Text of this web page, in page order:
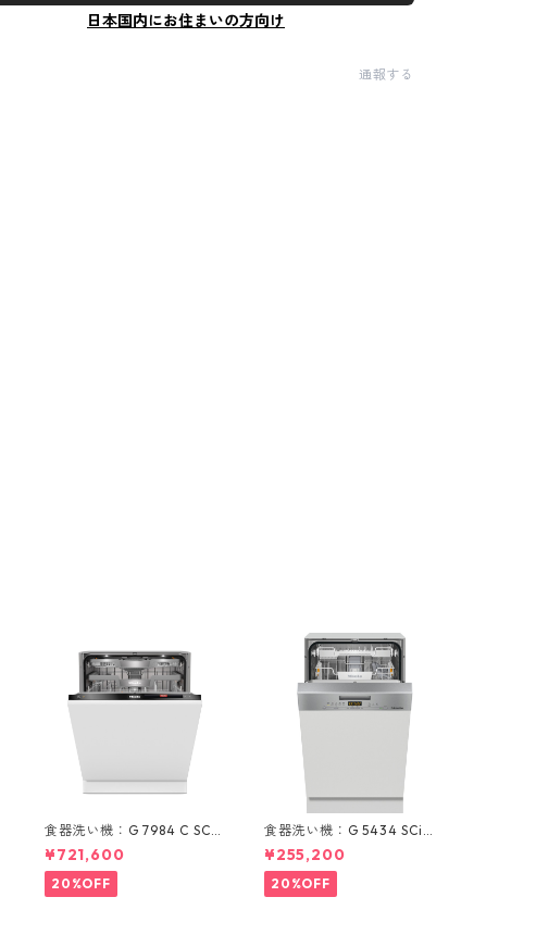
日本国内にお住まいの方向け
通報する
食器洗い機：G 7984 C SCVi
OS (60cm) ＊オールドア材
取付専用タイプ
¥721,600
20%OFF
食器洗い機：G 5434 SCi
(ステンレス/45cm) ＊ドア
材取付専用タイプ
¥255,200
20%OFF